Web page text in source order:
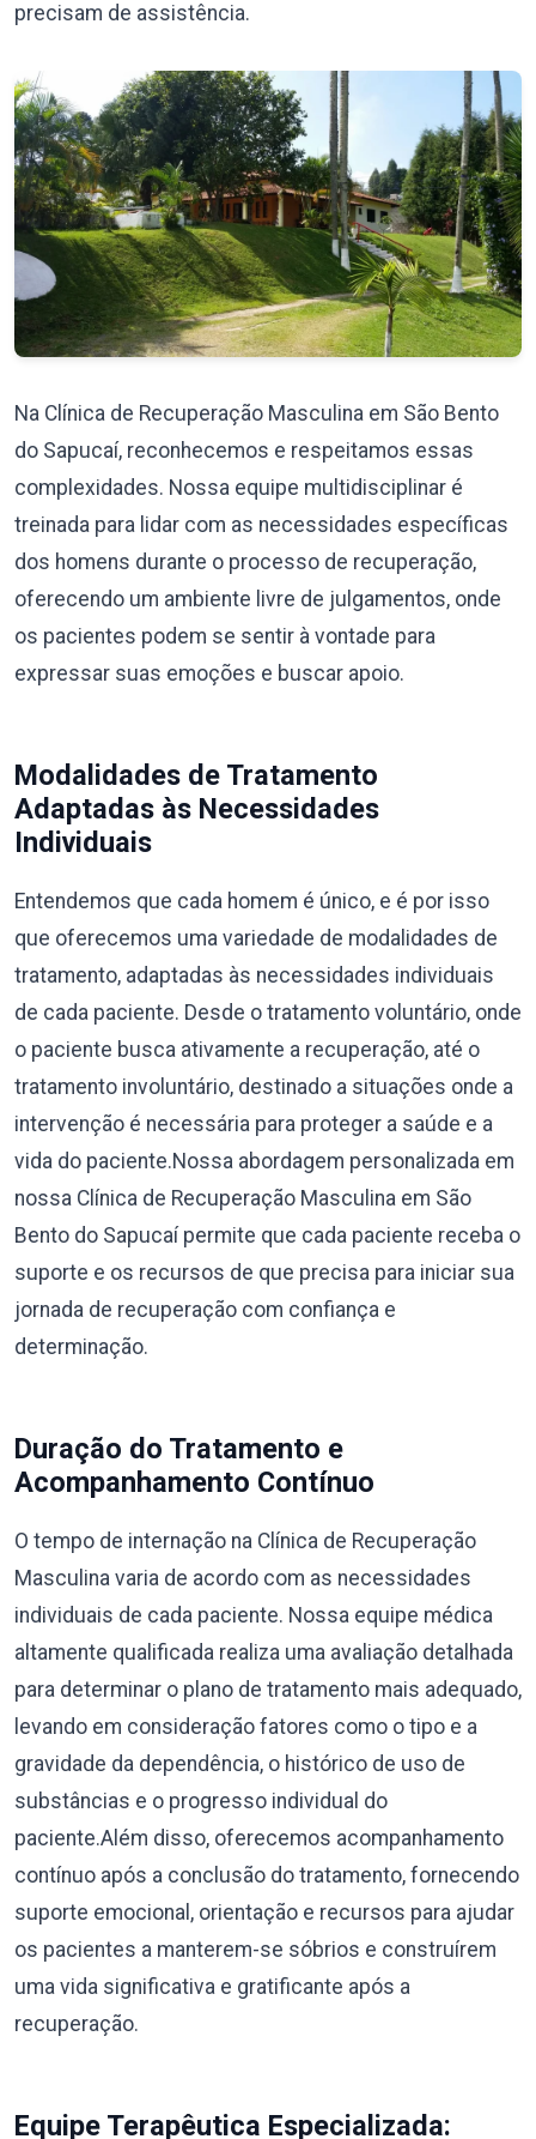
precisam de assistência.
Na Clínica de Recuperação Masculina em São Bento
do Sapucaí, reconhecemos e respeitamos essas
complexidades. Nossa equipe multidisciplinar é
treinada para lidar com as necessidades específicas
dos homens durante o processo de recuperação,
oferecendo um ambiente livre de julgamentos, onde
os pacientes podem se sentir à vontade para
expressar suas emoções e buscar apoio.
Modalidades de Tratamento
Adaptadas às Necessidades
Individuais
Entendemos que cada homem é único, e é por isso
que oferecemos uma variedade de modalidades de
tratamento, adaptadas às necessidades individuais
de cada paciente. Desde o tratamento voluntário, onde
o paciente busca ativamente a recuperação, até o
tratamento involuntário, destinado a situações onde a
intervenção é necessária para proteger a saúde e a
vida do paciente.Nossa abordagem personalizada em
nossa Clínica de Recuperação Masculina em São
Bento do Sapucaí permite que cada paciente receba o
suporte e os recursos de que precisa para iniciar sua
jornada de recuperação com confiança e
determinação.
Duração do Tratamento e
Acompanhamento Contínuo
O tempo de internação na Clínica de Recuperação
Masculina varia de acordo com as necessidades
individuais de cada paciente. Nossa equipe médica
altamente qualificada realiza uma avaliação detalhada
para determinar o plano de tratamento mais adequado,
levando em consideração fatores como o tipo e a
gravidade da dependência, o histórico de uso de
substâncias e o progresso individual do
paciente.Além disso, oferecemos acompanhamento
contínuo após a conclusão do tratamento, fornecendo
suporte emocional, orientação e recursos para ajudar
os pacientes a manterem-se sóbrios e construírem
uma vida significativa e gratificante após a
recuperação.
Equipe Terapêutica Especializada: